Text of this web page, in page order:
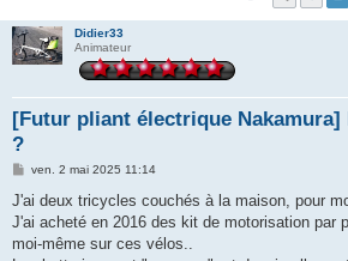
Didier33
Animateur
[Futur pliant électrique Nakamura]
?
M
s
a
g
ven. 2 mai 2025 11:14
J'ai deux tricycles couchés à la maison, pour
J'ai acheté en 2016 des kit de motorisation par
moi-même sur ces vélos..